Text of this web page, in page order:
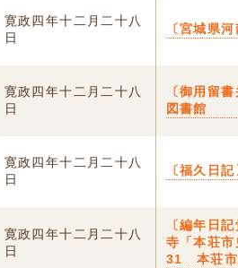
寛政四年十二月二十八
日
〔宮城県
寛政四年十二月二十八
日
〔御用留
図書館
寛政四年十二月二十八
日
〔福久日
寛政四年十二月二十八
日
〔編年日
寺「本荘
31 本荘市